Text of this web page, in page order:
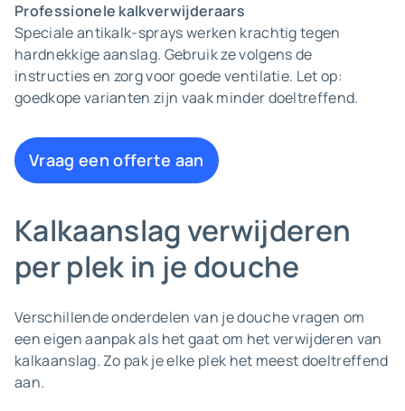
Professionele kalkverwijderaars
Speciale antikalk-sprays werken krachtig tegen
hardnekkige aanslag. Gebruik ze volgens de
instructies en zorg voor goede ventilatie. Let op:
goedkope varianten zijn vaak minder doeltreffend.
Vraag een offerte aan
Kalkaanslag verwijderen
per plek in je douche
Verschillende onderdelen van je douche vragen om
een eigen aanpak als het gaat om het verwijderen van
kalkaanslag. Zo pak je elke plek het meest doeltreffend
aan.